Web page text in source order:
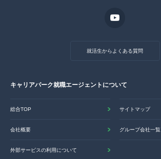
就活生からよくある質問
キャリアパーク就職エージェントについて
総合TOP サイトマップ
会社概要 グループ会社一覧
外部サービスの利用について